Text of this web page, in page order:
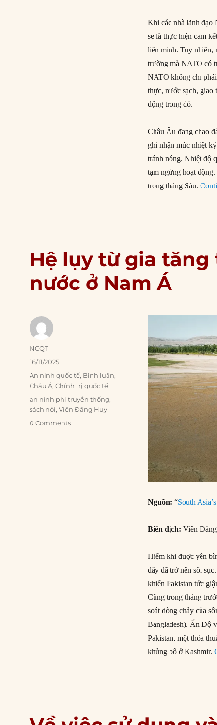
Khi các nhà lãnh đạo
sẽ là thực hiện cam
liên minh. Tuy nhiên,
trường mà NATO có
NATO không chỉ
thực, nước sạch, giao
động trong đó.
Châu Âu đang chao
ghi nhận mức nhiệt
tránh nóng. Nhiệt độ
tạm ngừng hoạt
trong tháng Sáu.
Hệ lụy từ gia
nước ở Nam Á
Nguồn:“South
Biên dịch:Viên
Hiếm khi được yên
đây đã trở nên sôi
khiến Pakistan tức
Cũng trong tháng
soát dòng chảy của
Bangladesh). Ấn Độ
Pakistan, một thỏa
khủng bố ở Kashmir.
Author
NCQT
Posted
16/11/2025
Categories
An ninh quốc tế, Bình luận,
Châu Á,Chính trị quốc tế
Tags
an ninh phi truyền thống,
sách nói,Viên Đăng Huy
0 Comments